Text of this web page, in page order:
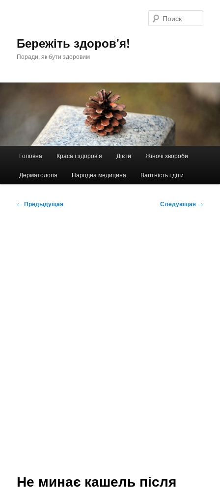
Бережіть здоров'я!
Поради, як бути здоровим
Головна Краса і здоров’я Дієти Жіночі хвороби
Дерматологія Народна медицина Вагітність і діти
Навигация
← Предыдущая Следующая →
Не минає кашель після